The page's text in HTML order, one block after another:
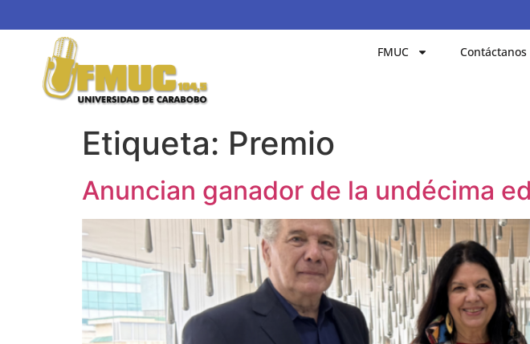
FMUC Contáctanos
Etiqueta: Premio
Anuncian ganador de la undécima